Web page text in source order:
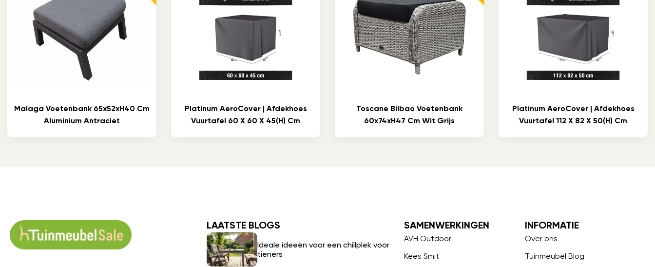
Malaga Voetenbank 65x52xH40 Cm
Aluminium Antraciet
Platinum AeroCover | Afdekhoes
Vuurtafel 60 X 60 X 45(h) Cm
Toscane Bilbao Voetenbank
60x74xH47 Cm Wit Grijs
Platinum AeroCover | Afdekhoes
Vuurtafel 112 X 82 X 50(h) Cm
LAATSTE BLOGS
Ideale ideeën voor een chillplek voor
tieners
SAMENWERKINGEN
AVH Outdoor
Kees Smit
INFORMATIE
Over ons
Tuinmeubel Blog